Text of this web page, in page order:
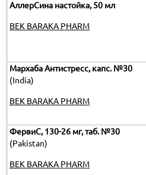
АллерСина настойка, 50 мл
BEK BARAKA PHARM
Мархаба Антистресс, капс. №30
(India)
BEK BARAKA PHARM
ФервиС, 130-26 мг, таб. №30
(Pakistan)
BEK BARAKA PHARM